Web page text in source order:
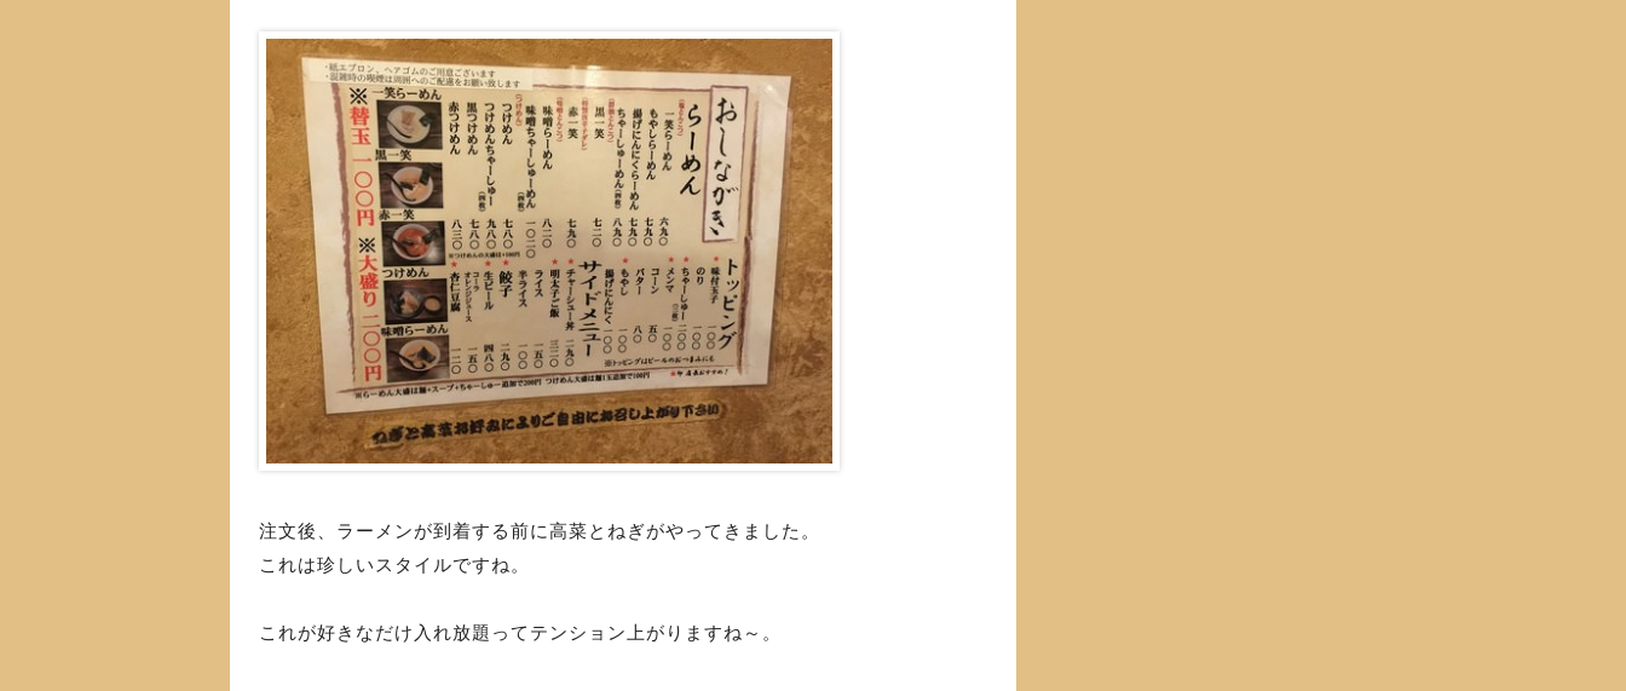
注文後、ラーメンが到着する前に高菜とねぎがやってきました。
これは珍しいスタイルですね。
これが好きなだけ入れ放題ってテンション上がりますね～。